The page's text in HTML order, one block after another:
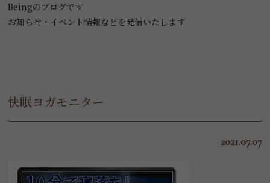
Beingのブログです
お知らせ・イベント情報などを発信いたします
快眠ヨガモニター
2021.07.07